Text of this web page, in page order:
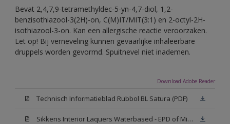
Bevat 2,4,7,9-tetramethyldec-5-yn-4,7-diol, 1,2-
benzisothiazool-3(2H)-on, C(M)IT/MIT(3:1) en 2-octyl-2H-
isothiazool-3-on. Kan een allergische reactie veroorzaken.
Let op! Bij verneveling kunnen gevaarlijke inhaleerbare
druppels worden gevormd. Spuitnevel niet inademen.
Download Adobe Reader
Technisch Informatieblad Rubbol BL Satura (PDF)
Sikkens Interior Laquers Waterbased - EPD of Milieuproductverklaring